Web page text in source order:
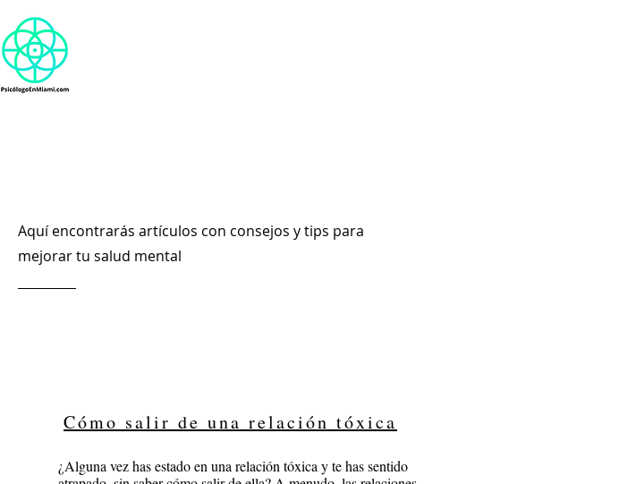
Aquí encontrarás artículos con consejos y tips para
mejorar tu salud mental
Cómo salir de una relación tóxica
¿Alguna vez has estado en una relación tóxica y te has sentido